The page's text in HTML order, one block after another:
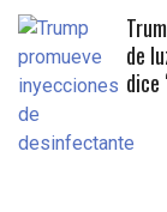
de
dice